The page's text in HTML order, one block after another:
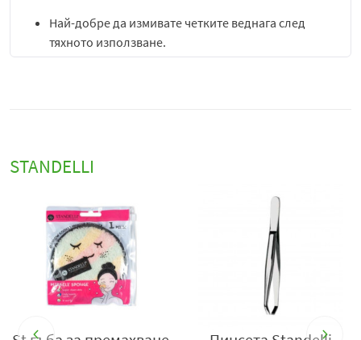
Най-добре да измивате четките веднага след
тяхното използване.
Измивайте внимателно четките с шампоан, а не
След измиването, внимателно изцедете водата, за
да запазите формата на четката.
Позволете на четките да изсъхват на стайна
температура при лек наклон с върховете надолу
или подсушавайте със салфетка или мека кърпа.
STANDELLI